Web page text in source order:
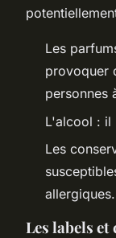
Les
provoquer
personnes
L'alcool : il
Les
allergiques.
Les labels